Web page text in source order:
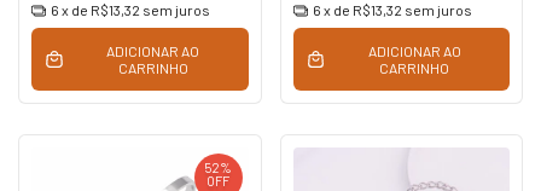
6 x de R$13,32 sem juros
ADICIONAR AO
CARRINHO
6 x de R$13,32 sem juros
ADICIONAR AO
CARRINHO
52%
OFF